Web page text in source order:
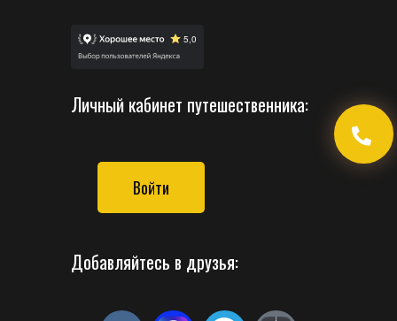
Личный кабинет путешественника:
Войти
Добавляйтесь в друзья: